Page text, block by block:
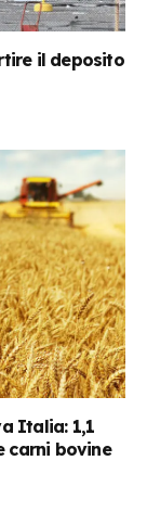
il deposito
Italia: 1,1
carni bovine